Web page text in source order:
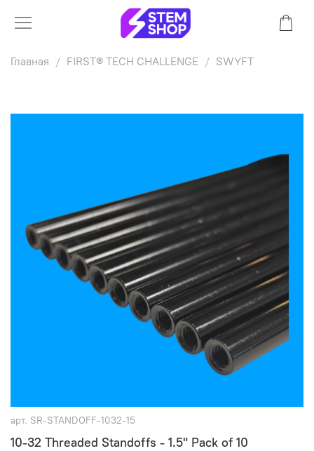
Главная FIRST® TECH CHALLENGE SWYFT
арт. SR-STANDOFF-1032-15
10-32 Threaded Standoffs - 1.5" Pack of 10